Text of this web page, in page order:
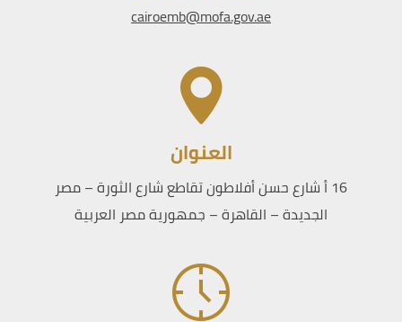
cairoemb@mofa.gov.ae
العنوان
16 أ شارع حسن أفلاطون تقاطع شارع الثورة – مصر
الجديدة – القاهرة – جمهورية مصر العربية